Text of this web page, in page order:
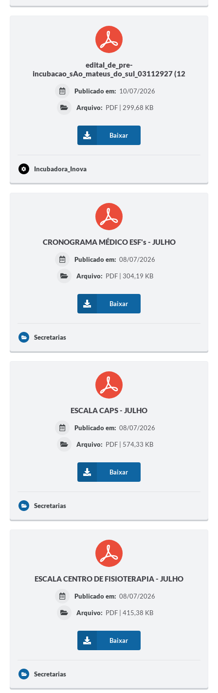
edital_de_pre-
incubacao_sAo_mateus_do_sul_03112927 (12
Publicado em: 10/07/2026
Arquivo: PDF | 299,68 KB
Baixar
Incubadora_Inova
CRONOGRAMA MÉDICO ESF's - JULHO
Publicado em: 08/07/2026
Arquivo: PDF | 304,19 KB
Baixar
Secretarias
ESCALA CAPS - JULHO
Publicado em: 08/07/2026
Arquivo: PDF | 574,33 KB
Baixar
Secretarias
ESCALA CENTRO DE FISIOTERAPIA - JULHO
Publicado em: 08/07/2026
Arquivo: PDF | 415,38 KB
Baixar
Secretarias